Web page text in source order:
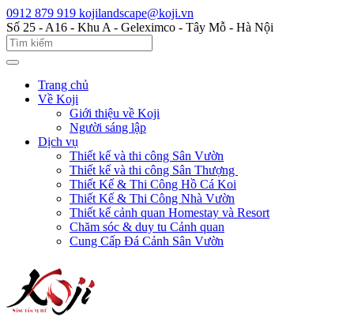
0912 879 919 kojilandscape@koji.vn
Số 25 - A16 - Khu A - Geleximco - Tây Mỗ - Hà Nội
Trang chủ
Về Koji
Giới thiệu về Koji
Người sáng lập
Dịch vụ
Thiết kế và thi công Sân Vườn
Thiết kế và thi công Sân Thượng
Thiết Kế & Thi Công Hồ Cá Koi
Thiết Kế & Thi Công Nhà Vườn
Thiết kế cảnh quan Homestay và Resort
Chăm sóc & duy tu Cảnh quan
Cung Cấp Đá Cảnh Sân Vườn